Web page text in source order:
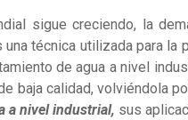
sigue creciendo, la
técnica utilizada para la
de agua a nivel
baja calidad,volviéndola
a nivel industrial, sus